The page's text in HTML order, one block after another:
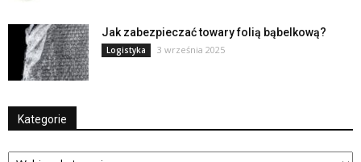
Jak zabezpieczać towary folią bąbelkową?
Logistyka 3 września 2025
Kategorie
Kategorie